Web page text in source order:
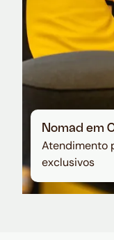
Nomad em
Atendimento
exclusivos